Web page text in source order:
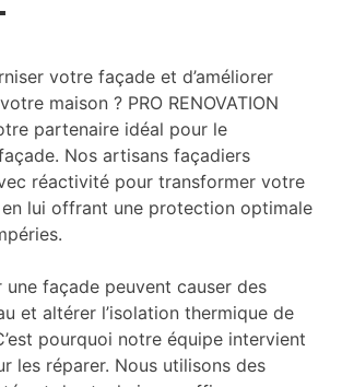
votre façade et d’améliorer
maison ? PRO RENOVATION
partenaire idéal pour le
Nos artisans façadiers
réactivité pour transformer votre
lui offrant une protection optimale
une façade peuvent causer des
et altérer l’isolation thermique de
pourquoi notre équipe intervient
les réparer. Nous utilisons des